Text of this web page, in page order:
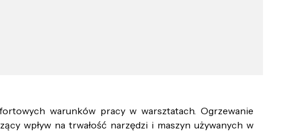
warunków pracy w warsztatach. Ogrzewanie
wpływ na trwałość narzędzi i maszyn używanych w